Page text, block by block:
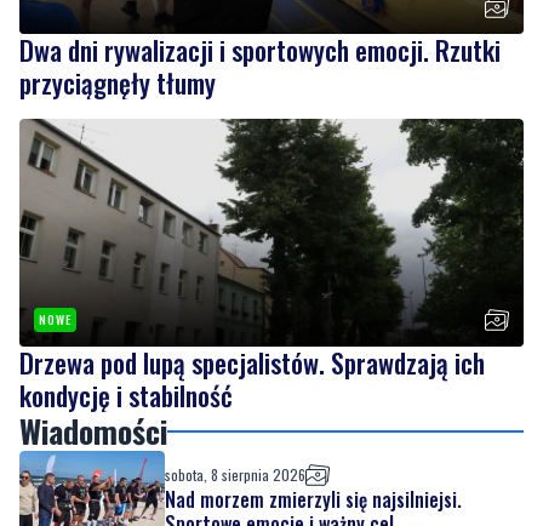
Dwa dni rywalizacji i sportowych emocji. Rzutki
przyciągnęły tłumy
NOWE
Drzewa pod lupą specjalistów. Sprawdzają ich
kondycję i stabilność